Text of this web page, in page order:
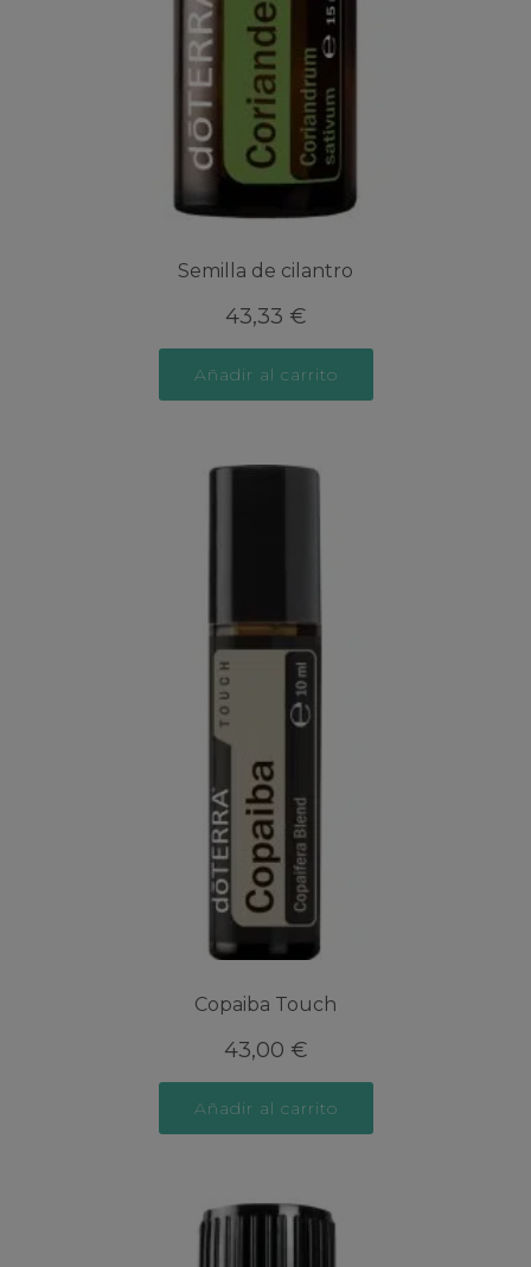
Semilla de cilantro
43,33 €
Añadir al carrito
Copaiba Touch
43,00 €
Añadir al carrito